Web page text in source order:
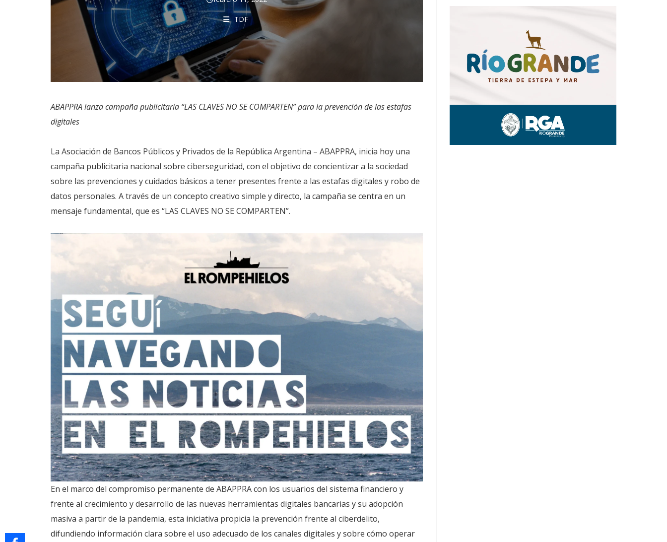
TDF
ABAPPRA lanza campaña publicitaria “LAS CLAVES NO SE COMPARTEN” para la prevención de las estafas
digitales
La Asociación de Bancos Públicos y Privados de la República Argentina – ABAPPRA, inicia hoy una
campaña publicitaria nacional sobre ciberseguridad, con el objetivo de concientizar a la sociedad
sobre las prevenciones y cuidados básicos a tener presentes frente a las estafas digitales y robo de
datos personales. A través de un concepto creativo simple y directo, la campaña se centra en un
mensaje fundamental, que es “LAS CLAVES NO SE COMPARTEN”.
En el marco del compromiso permanente de ABAPPRA con los usuarios del sistema financiero y
frente al crecimiento y desarrollo de las nuevas herramientas digitales bancarias y su adopción
masiva a partir de la pandemia, esta iniciativa propicia la prevención frente al ciberdelito,
difundiendo información clara sobre el uso adecuado de los canales digitales y sobre cómo operar